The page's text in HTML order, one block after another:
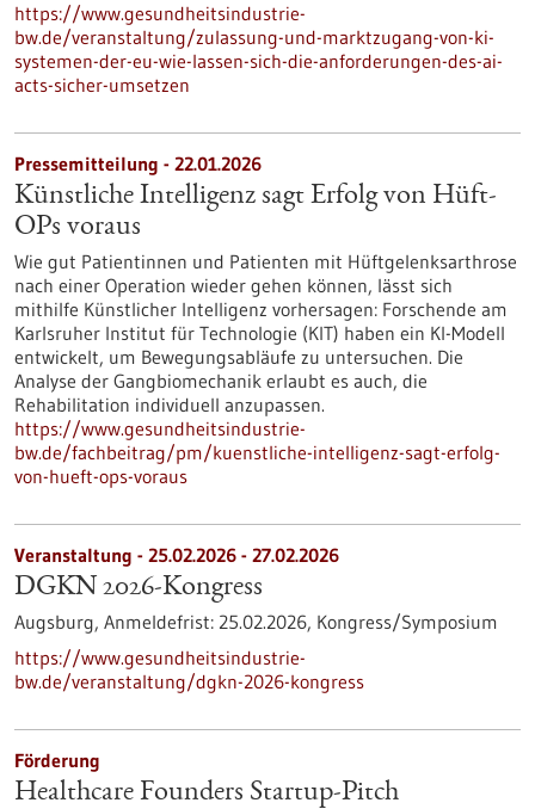
https://www.gesundheitsindustrie-
bw.de/veranstaltung/zulassung-und-marktzugang-von-ki-
systemen-der-eu-wie-lassen-sich-die-anforderungen-des-ai-
acts-sicher-umsetzen
Pressemitteilung - 22.01.2026
Künstliche Intelligenz sagt Erfolg von Hüft-
OPs voraus
Wie gut Patientinnen und Patienten mit Hüftgelenksarthrose
nach einer Operation wieder gehen können, lässt sich
mithilfe Künstlicher Intelligenz vorhersagen: Forschende am
Karlsruher Institut für Technologie (KIT) haben ein KI-Modell
entwickelt, um Bewegungsabläufe zu untersuchen. Die
Analyse der Gangbiomechanik erlaubt es auch, die
Rehabilitation individuell anzupassen.
https://www.gesundheitsindustrie-
bw.de/fachbeitrag/pm/kuenstliche-intelligenz-sagt-erfolg-
von-hueft-ops-voraus
Veranstaltung - 25.02.2026 - 27.02.2026
DGKN 2026-Kongress
Augsburg, Anmeldefrist: 25.02.2026, Kongress/Symposium
https://www.gesundheitsindustrie-
bw.de/veranstaltung/dgkn-2026-kongress
Förderung
Healthcare Founders Startup-Pitch